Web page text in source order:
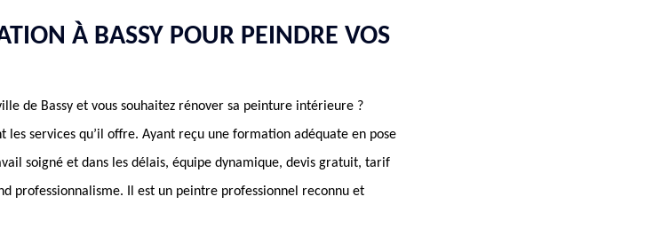
À BASSY POUR PEINDRE VOS
de Bassy et vous souhaitez rénover sa peinture intérieure ?
les services qu’il offre. Ayant reçu une formation adéquate en pose
soigné et dans les délais, équipe dynamique, devis gratuit, tarif
professionnalisme. Il est un peintre professionnel reconnu et